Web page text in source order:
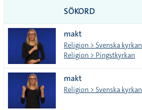
till
alla i
lista
SÖKORD
makt
Religion > Svenska kyrkan
Religion > Pingstkyrkan
makt
Religion > Svenska kyrkan